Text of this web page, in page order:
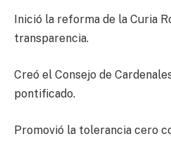
Inició la reforma de la Curia
transparencia.
Creó el Consejo de
pontificado.
Promovió la tolerancia cero